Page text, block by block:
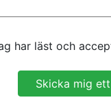
har läst och